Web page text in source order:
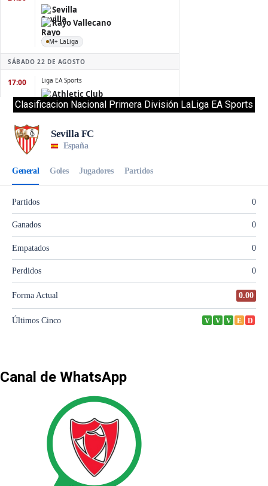
Clasificacion Nacional Primera División LaLiga EA Sports
Canal de WhatsApp